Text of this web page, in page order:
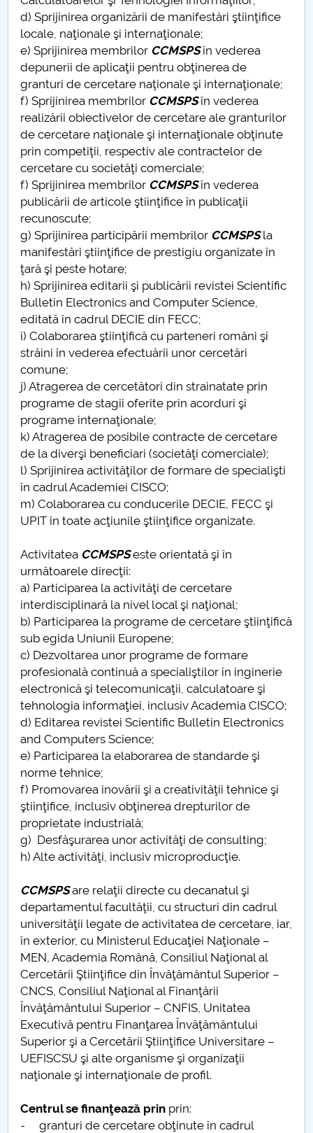
d) Sprijinirea organizării de manifestări ştiinţifice
locale, naţionale şi internaţionale;
e) Sprijinirea membrilor CCMSPSîn vederea
depunerii de aplicaţii pentru obţinerea de
granturi de cercetare naţionale şi internaţionale;
f) Sprijinirea membrilor CCMSPSîn vederea
realizării obiectivelor de cercetare ale granturilor
de cercetare naţionale şi internaţionale obţinute
prin competiţii, respectiv ale contractelor de
cercetare cu societăţi comerciale;
f) Sprijinirea membrilor CCMSPSîn vederea
publicării de articole ştiinţifice în publicaţii
recunoscute;
g) Sprijinirea participării membrilor CCMSPSla
manifestări ştiinţifice de prestigiu organizate în
ţară şi peste hotare;
h) Sprijinirea editarii şi publicării revistei Scientific
Bulletin Electronics and Computer Science,
editată în cadrul DECIE din FECC;
i) Colaborarea ştiinţifică cu parteneri români şi
străini în vederea efectuării unor cercetări
comune;
j) Atragerea de cercetători din strainatate prin
programe de stagii oferite prin acorduri şi
programe internaţionale;
k) Atragerea de posibile contracte de cercetare
de la diverşi beneficiari (societăţi comerciale);
l) Sprijinirea activităţilor de formare de specialişti
în cadrul Academiei CISCO;
m) Colaborarea cu conducerile DECIE, FECC şi
UPIT în toate acţiunile ştiinţifice organizate.
Activitatea CCMSPSeste orientată şi în
următoarele direcţii:
a) Participarea la activităţi de cercetare
interdisciplinară la nivel local şi naţional;
b) Participarea la programe de cercetare ştiinţifică
sub egida Uniunii Europene;
c) Dezvoltarea unor programe de formare
profesională continuă a specialiştilor în inginerie
electronică şi telecomunicaţii, calculatoare şi
tehnologia informaţiei, inclusiv Academia CISCO;
d) Editarea revistei Scientific Bulletin Electronics
and Computers Science;
e) Participarea la elaborarea de standarde şi
norme tehnice;
f) Promovarea inovării şi a creativităţii tehnice şi
ştiinţifice, inclusiv obţinerea drepturilor de
proprietate industrială;
g) Desfăşurarea unor activităţi de consulting;
h) Alte activităţi, inclusiv microproducţie.
CCMSPSare relaţii directe cu decanatul şi
departamentul facultăţii, cu structuri din cadrul
universităţii legate de activitatea de cercetare, iar,
în exterior, cu Ministerul Educaţiei Naţionale –
MEN, Academia Română, Consiliul Naţional al
Cercetării Ştiinţifice din Învăţământul Superior –
CNCS, Consiliul Naţional al Finanţării
Învăţământului Superior – CNFIS, Unitatea
Executivă pentru Finanţarea Învăţământului
Superior şi a Cercetării Ştiinţifice Universitare –
UEFISCSU şi alte organisme şi organizaţii
naţionale şi internaţionale de profil.
Centrul se finanţează prin prin:
- granturi de cercetare obţinute în cadrul